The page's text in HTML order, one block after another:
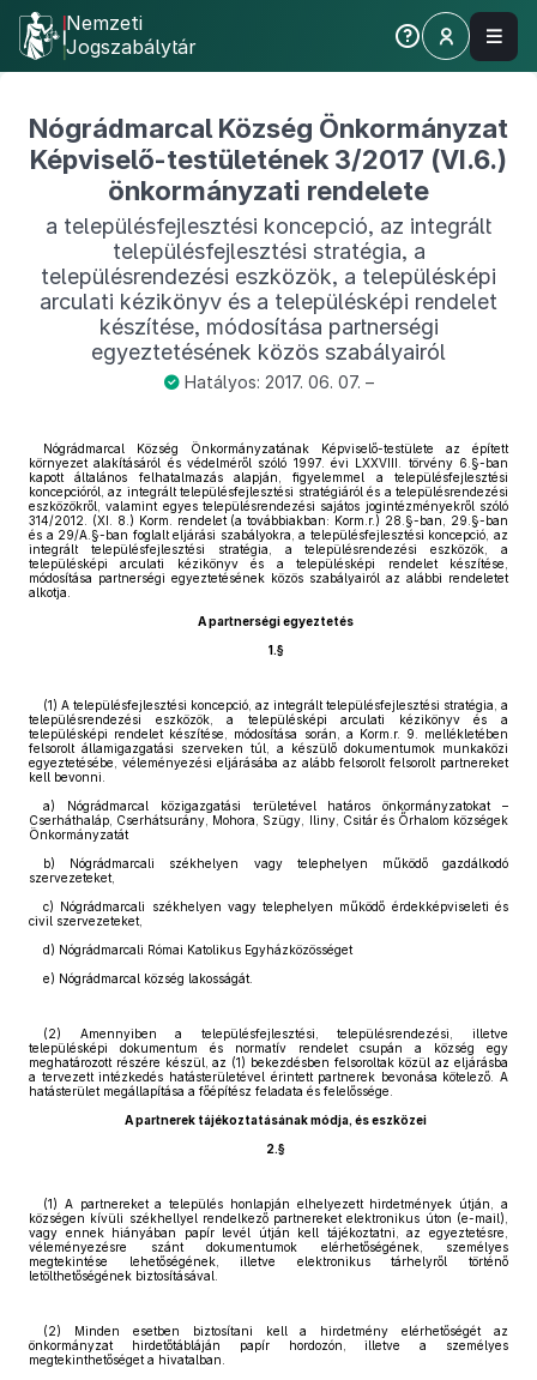
Nemzeti
Jogszabálytár
Nógrádmarcal Község Önkormányzat
Képviselő-testületének 3/2017 (VI.6.)
önkormányzati rendelete
a településfejlesztési koncepció, az integrált
településfejlesztési stratégia, a
településrendezési eszközök, a településképi
arculati kézikönyv és a településképi rendelet
készítése, módosítása partnerségi
egyeztetésének közös szabályairól
Hatályos: 2017. 06. 07. –
Nógrádmarcal Község Önkormányzatának Képviselő-testülete az épített
környezet alakításáról és védelméről szóló 1997. évi LXXVIII. törvény 6.§-ban
kapott általános felhatalmazás alapján, figyelemmel a településfejlesztési
koncepcióról, az integrált településfejlesztési stratégiáról és a településrendezési
eszközökről, valamint egyes településrendezési sajátos jogintézményekről szóló
314/2012. (XI. 8.) Korm. rendelet (a továbbiakban: Korm.r.) 28.§-ban, 29.§-ban
és a 29/A.§-ban foglalt eljárási szabályokra, a településfejlesztési koncepció, az
integrált településfejlesztési stratégia, a településrendezési eszközök, a
településképi arculati kézikönyv és a településképi rendelet készítése,
módosítása partnerségi egyeztetésének közös szabályairól az alábbi rendeletet
alkotja.
A partnerségi egyeztetés
1.§
(1) A településfejlesztési koncepció, az integrált településfejlesztési stratégia, a
településrendezési eszközök, a településképi arculati kézikönyv és a
településképi rendelet készítése, módosítása során, a Korm.r. 9. mellékletében
felsorolt államigazgatási szerveken túl, a készülő dokumentumok munkaközi
egyeztetésébe, véleményezési eljárásába az alább felsorolt felsorolt partnereket
kell bevonni.
a) Nógrádmarcal közigazgatási területével határos önkormányzatokat –
Cserháthaláp, Cserhátsurány, Mohora, Szügy, Iliny, Csitár és Őrhalom községek
Önkormányzatát
b) Nógrádmarcali székhelyen vagy telephelyen működő gazdálkodó
szervezeteket,
c) Nógrádmarcali székhelyen vagy telephelyen működő érdekképviseleti és
civil szervezeteket,
d) Nógrádmarcali Római Katolikus Egyházközösséget
e) Nógrádmarcal község lakosságát.
(2) Amennyiben a településfejlesztési, településrendezési, illetve
településképi dokumentum és normatív rendelet csupán a község egy
meghatározott részére készül, az (1) bekezdésben felsoroltak közül az eljárásba
a tervezett intézkedés hatásterületével érintett partnerek bevonása kötelező. A
hatásterület megállapítása a főépítész feladata és felelőssége.
A partnerek tájékoztatásának módja, és eszközei
2.§
(1) A partnereket a település honlapján elhelyezett hirdetmények útján, a
községen kívüli székhellyel rendelkező partnereket elektronikus úton (e-mail),
vagy ennek hiányában papír levél útján kell tájékoztatni, az egyeztetésre,
véleményezésre szánt dokumentumok elérhetőségének, személyes
megtekintése lehetőségének, illetve elektronikus tárhelyről történő
letölthetőségének biztosításával.
(2) Minden esetben biztosítani kell a hirdetmény elérhetőségét az
önkormányzat hirdetőtábláján papír hordozón, illetve a személyes
megtekinthetőséget a hivatalban.